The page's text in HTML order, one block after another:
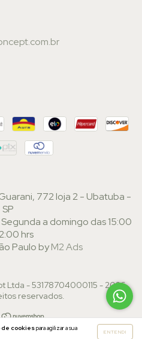
de cookiespara agilizar a sua
ENTENDI
772 loja 2 - Ubatuba -
SP
a domingo das 15:00
hrs
Paulo byM2 Ads
Ltda - 53178704000115 - 2026.
reservados.